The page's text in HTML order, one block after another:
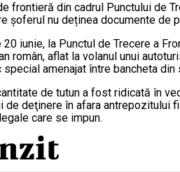
Publicitate
frontieră din cadrul Punctului de
șoferul nu deținea documente de
20 iunie, la Punctul de Trecere a
român, aflat la volanul unui
special amenajat între bancheta
de tutun a fost ridicată în
de deţinere în afara antrepozitului
care se impun.